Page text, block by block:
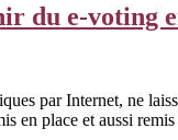
du e-voting
par Internet, ne
en place et aussi